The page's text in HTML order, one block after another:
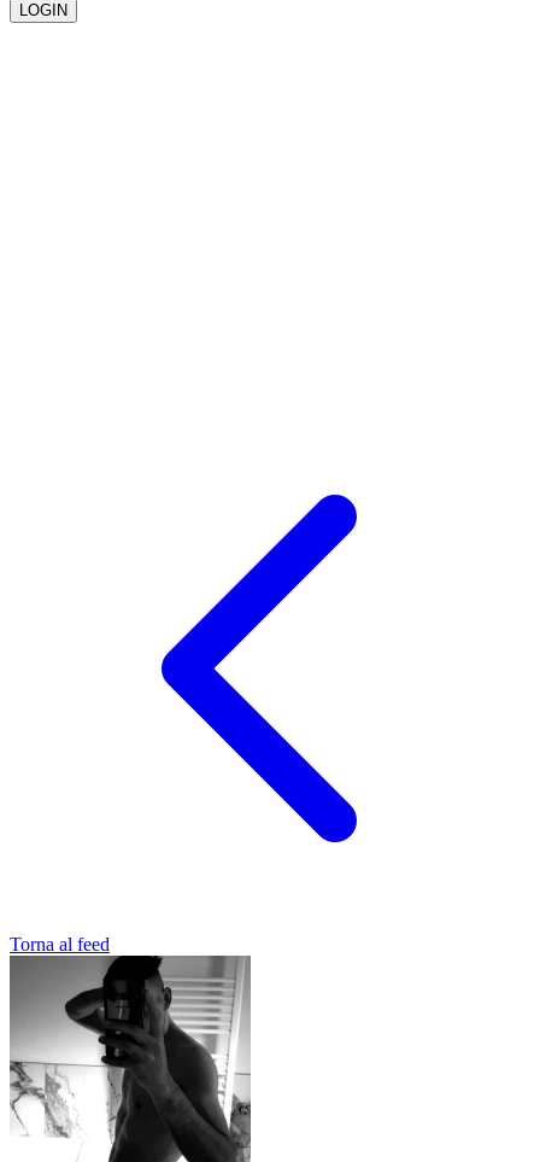
LOGIN
Torna al feed